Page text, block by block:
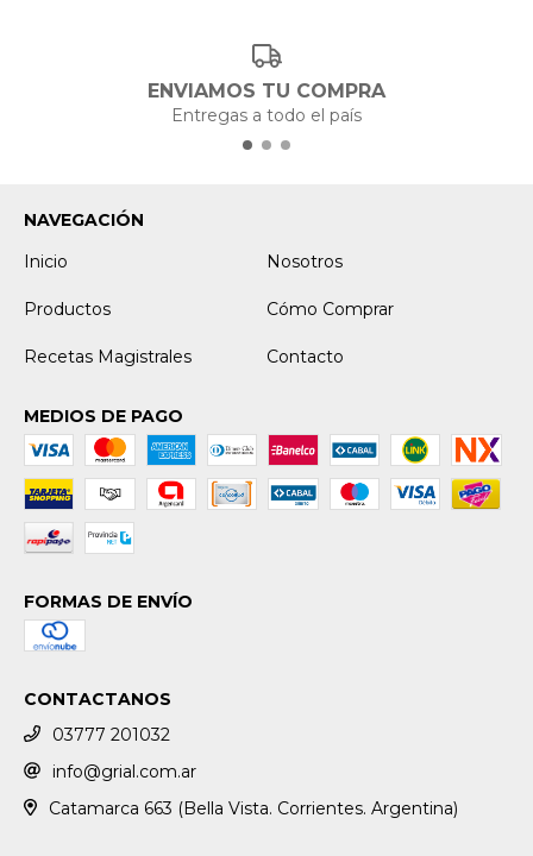
ENVIAMOS TU COMPRA
Entregas a todo el país
NAVEGACIÓN
Inicio
Nosotros
Productos Cómo Comprar
Recetas Magistrales Contacto
MEDIOS DE PAGO
FORMAS DE ENVÍO
CONTACTANOS
03777 201032
info@grial.com.ar
Catamarca 663 (Bella Vista. Corrientes. Argentina)